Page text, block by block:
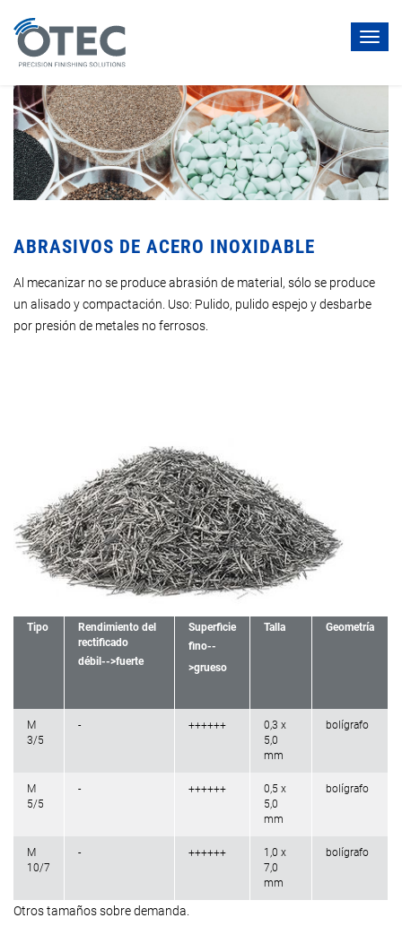
ABRASIVOS DE ACERO INOXIDABLE
Al mecanizar no se produce abrasión de material, sólo se produce
un alisado y compactación. Uso: Pulido, pulido espejo y desbarbe
por presión de metales no ferrosos.
Tipo
Rendimiento del
rectificado
débil-->fuerte
Superficie
fino--
>grueso
Talla Geometría
M
3/5
- ++++++
0,3 x
5,0
mm
bolígrafo
M
5/5
- ++++++
0,5 x
5,0
mm
bolígrafo
M
10/7
- ++++++
1,0 x
7,0
mm
bolígrafo
Otros tamaños sobre demanda.